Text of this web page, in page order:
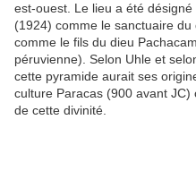
est-ouest. Le lieu a été
(1924) comme le sanctuaire
comme le fils du dieu
péruvienne). Selon Uhle et
cette pyramide aurait ses
culture Paracas (900 avant JC)
de cette divinité.